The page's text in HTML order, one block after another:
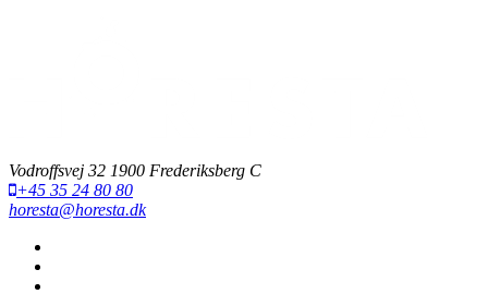
Vodroffsvej 32 1900 Frederiksberg C
+45 35 24 80 80
horesta@horesta.dk